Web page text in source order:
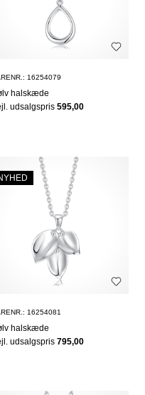
16254079
halskæde
udsalgspris595,00
16254081
halskæde
udsalgspris795,00